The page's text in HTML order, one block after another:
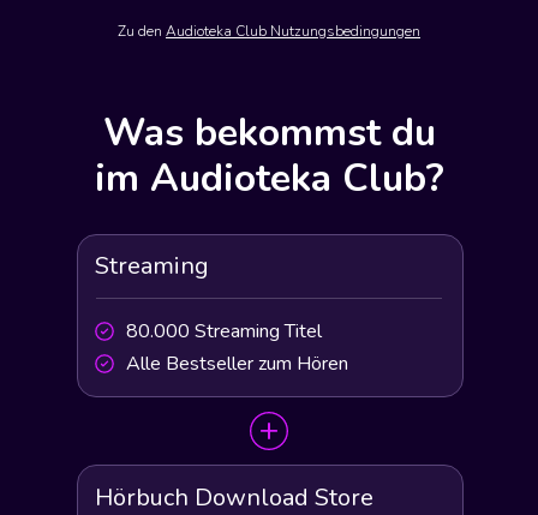
Zu den Audioteka Club Nutzungsbedingungen
Was bekommst du
im Audioteka Club?
Streaming
80.000 Streaming Titel
Alle Bestseller zum Hören
Hörbuch Download Store